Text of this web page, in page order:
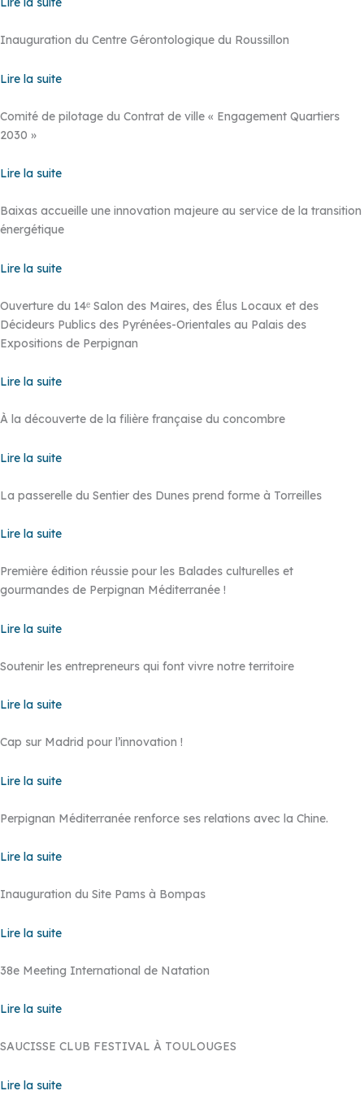
Inauguration du Centre Gérontologique du Roussillon
Lire la suite
Comité de pilotage du Contrat de ville « Engagement Quartiers
2030 »
Lire la suite
Baixas accueille une innovation majeure au service de la transition
énergétique
Lire la suite
Ouverture du 14ᵉ Salon des Maires, des Élus Locaux et des
Décideurs Publics des Pyrénées-Orientales au Palais des
Expositions de Perpignan
Lire la suite
À la découverte de la filière française du concombre
Lire la suite
La passerelle du Sentier des Dunes prend forme à Torreilles
Lire la suite
Première édition réussie pour les Balades culturelles et
gourmandes de Perpignan Méditerranée !
Lire la suite
Soutenir les entrepreneurs qui font vivre notre territoire
Lire la suite
Cap sur Madrid pour l’innovation !
Lire la suite
Perpignan Méditerranée renforce ses relations avec la Chine.
Lire la suite
Inauguration du Site Pams à Bompas
Lire la suite
38e Meeting International de Natation
Lire la suite
SAUCISSE CLUB FESTIVAL À TOULOUGES
Lire la suite